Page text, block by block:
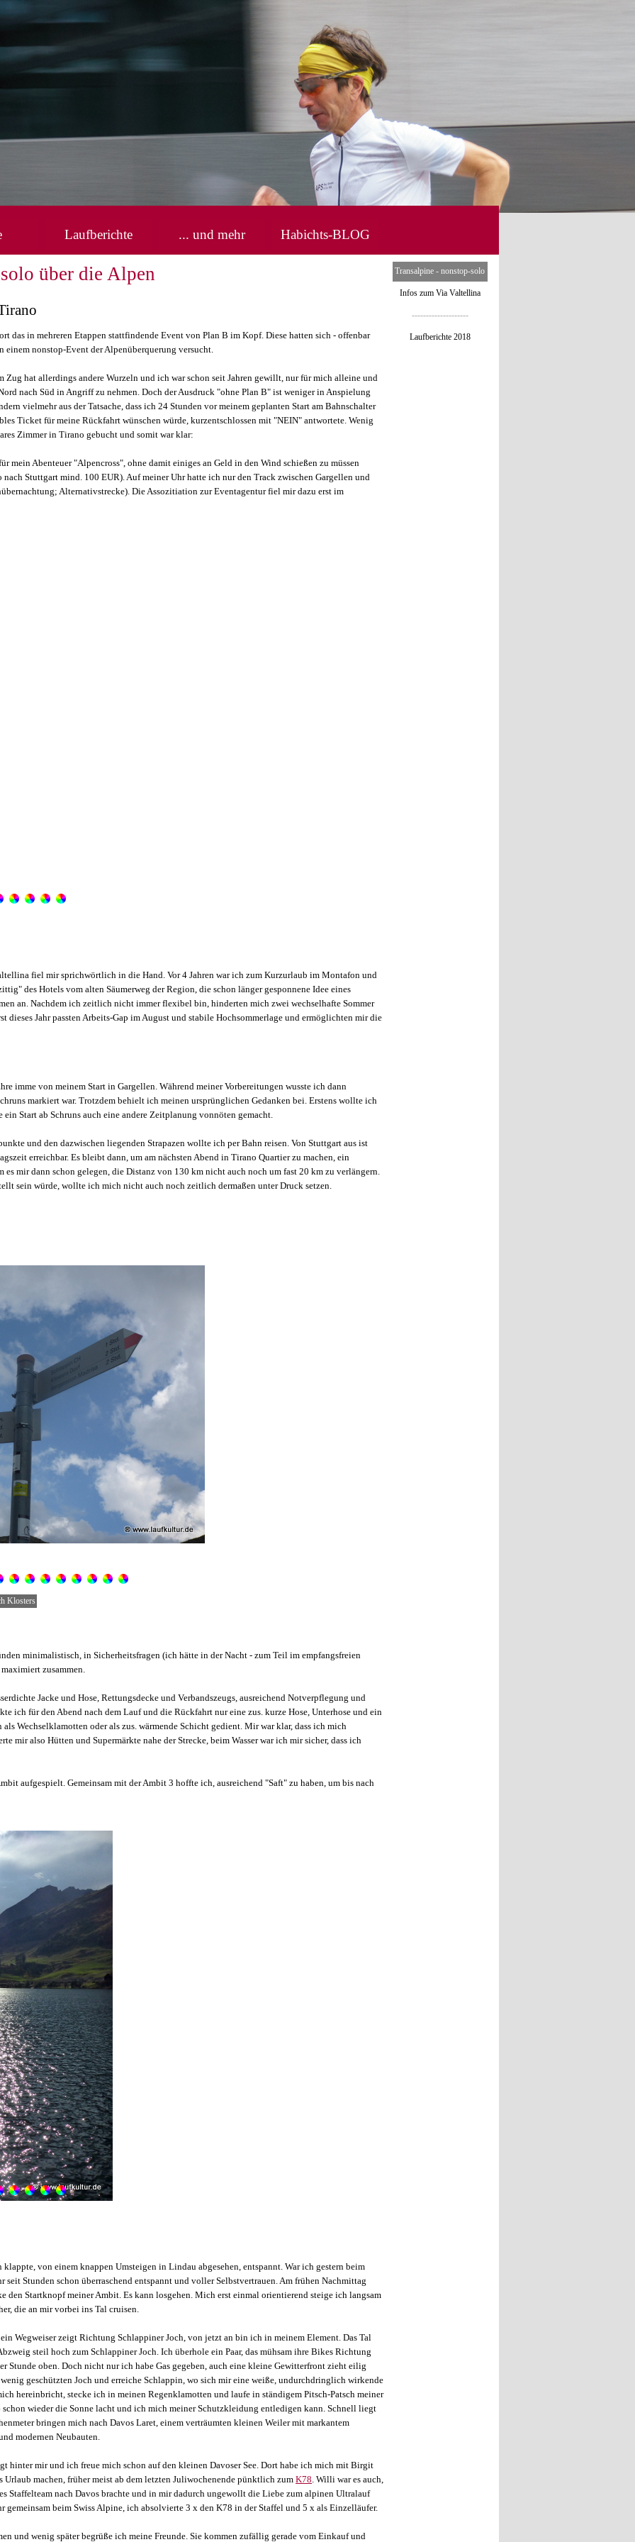
Laufberichte ▼
... und mehr ▼
Habichts-BLOG
über die Alpen
das in mehreren Etappen stattfindende Event von Plan B im Kopf. Diese hatten sich - offenbar
einem nonstop-Event der Alpenüberquerung versucht.
Zug hat allerdings andere Wurzeln und ich war schon seit Jahren gewillt, nur für mich alleine und
nach Süd in Angriff zu nehmen. Doch der Ausdruck "ohne Plan B" ist weniger in Anspielung
vielmehr aus der Tatsache, dass ich 24 Stunden vor meinem geplanten Start am Bahnschalter
Ticket für meine Rückfahrt wünschen würde, kurzentschlossen mit "NEIN" antwortete. Wenig
Zimmer in Tirano gebucht und somit war klar:
mein Abenteuer "Alpencross", ohne damit einiges an Geld in den Wind schießen zu müssen
Stuttgart mind. 100 EUR). Auf meiner Uhr hatte ich nur den Track zwischen Gargellen und
Alternativstrecke). Die Assozitiation zur Eventagentur fiel mir dazu erst im
fiel mir sprichwörtlich in die Hand. Vor 4 Jahren war ich zum Kurzurlaub im Montafon und
des Hotels vom alten Säumerweg der Region, die schon länger gesponnene Idee eines
an. Nachdem ich zeitlich nicht immer flexibel bin, hinderten mich zwei wechselhafte Sommer
dieses Jahr passten Arbeits-Gap im August und stabile Hochsommerlage und ermöglichten mir die
imme von meinem Start in Gargellen. Während meiner Vorbereitungen wusste ich dann
markiert war. Trotzdem behielt ich meinen ursprünglichen Gedanken bei. Erstens wollte ich
Start ab Schruns auch eine andere Zeitplanung vonnöten gemacht.
und den dazwischen liegenden Strapazen wollte ich per Bahn reisen. Von Stuttgart aus ist
erreichbar. Es bleibt dann, um am nächsten Abend in Tirano Quartier zu machen, ein
mir dann schon gelegen, die Distanz von 130 km nicht auch noch um fast 20 km zu verlängern.
sein würde, wollte ich mich nicht auch noch zeitlich dermaßen unter Druck setzen.
Klosters
minimalistisch, in Sicherheitsfragen (ich hätte in der Nacht - zum Teil im empfangsfreien
zusammen.
Jacke und Hose, Rettungsdecke und Verbandszeugs, ausreichend Notverpflegung und
ich für den Abend nach dem Lauf und die Rückfahrt nur eine zus. kurze Hose, Unterhose und ein
Wechselklamotten oder als zus. wärmende Schicht gedient. Mir war klar, dass ich mich
mir also Hütten und Supermärkte nahe der Strecke, beim Wasser war ich mir sicher, dass ich
aufgespielt. Gemeinsam mit der Ambit 3 hoffte ich, ausreichend "Saft" zu haben, um bis nach
von einem knappen Umsteigen in Lindau abgesehen, entspannt. War ich gestern beim
Stunden schon überraschend entspannt und voller Selbstvertrauen. Am frühen Nachmittag
den Startknopf meiner Ambit. Es kann losgehen. Mich erst einmal orientierend steige ich langsam
die an mir vorbei ins Tal cruisen.
Wegweiser zeigt Richtung Schlappiner Joch, von jetzt an bin ich in meinem Element. Das Tal
steil hoch zum Schlappiner Joch. Ich überhole ein Paar, das mühsam ihre Bikes Richtung
Stunde oben. Doch nicht nur ich habe Gas gegeben, auch eine kleine Gewitterfront zieht eilig
geschützten Joch und erreiche Schlappin, wo sich mir eine weiße, undurchdringlich wirkende
hereinbricht, stecke ich in meinen Regenklamotten und laufe in ständigem Pitsch-Patsch meiner
wieder die Sonne lacht und ich mich meiner Schutzkleidung entledigen kann. Schnell liegt
bringen mich nach Davos Laret, einem verträumten kleinen Weiler mit markantem
modernen Neubauten.
hinter mir und ich freue mich schon auf den kleinen Davoser See. Dort habe ich mich mit Birgit
machen, früher meist ab dem letzten Juliwochenende pünktlich zumK78 . Willi war es auch,
Staffelteam nach Davos brachte und in mir dadurch ungewollt die Liebe zum alpinen Ultralauf
gemeinsam beim Swiss Alpine, ich absolvierte 3 x den K78 in der Staffel und 5 x als Einzelläufer.
und wenig später begrüße ich meine Freunde. Sie kommen zufällig gerade vom Einkauf und
Menü überspringen
Transalpine - nonstop-solo
Infos zum Via Valtellina
--------------------
Laufberichte 2018